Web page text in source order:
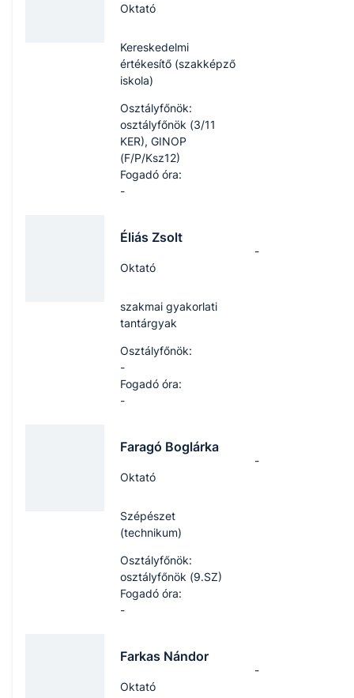
Oktató
Kereskedelmi
értékesítő (szakképző
iskola)
Osztályfőnök:
osztályfőnök (3/11
KER), GINOP
(F/P/Ksz12)
Fogadó óra:
-
Éliás Zsolt
Oktató
szakmai gyakorlati
tantárgyak
-
Osztályfőnök:
-
Fogadó óra:
-
Faragó Boglárka
Oktató
Szépészet
(technikum)
-
Osztályfőnök:
osztályfőnök (9.SZ)
Fogadó óra:
-
Farkas Nándor
Oktató
-